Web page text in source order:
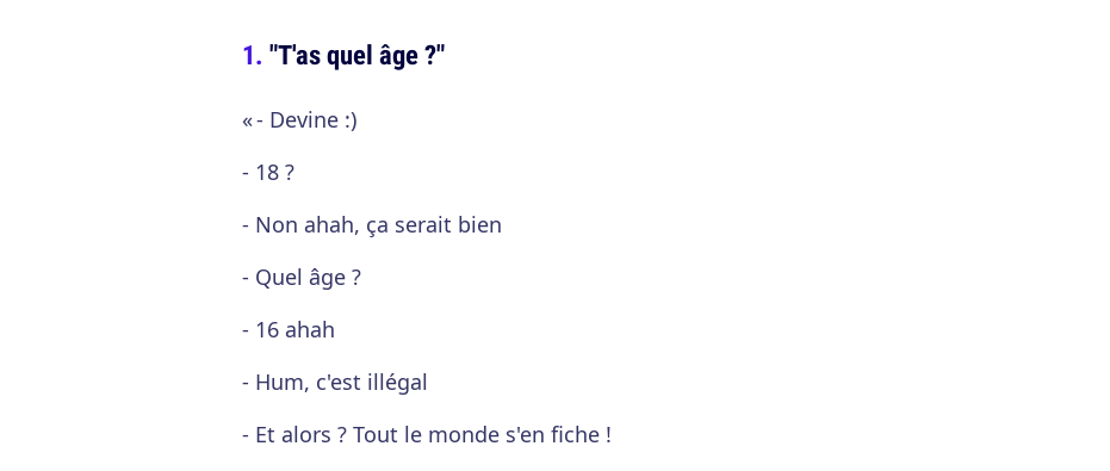
"T'as quel âge ?"
« - Devine :)
- 18 ?
- Non ahah, ça serait bien
- Quel âge ?
- 16 ahah
- Hum, c'est illégal
- Et alors ? Tout le monde s'en fiche !